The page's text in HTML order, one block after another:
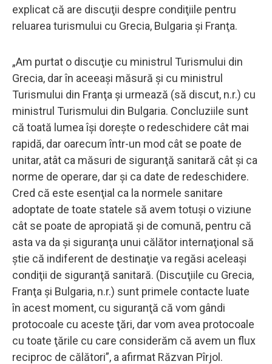
explicat că are discuţii despre condiţiile pentru
reluarea turismului cu Grecia, Bulgaria şi Franţa.
„Am purtat o discuţie cu ministrul Turismului din
Grecia, dar în aceeaşi măsură şi cu ministrul
Turismului din Franţa şi urmează (să discut, n.r.) cu
ministrul Turismului din Bulgaria. Concluziile sunt
că toată lumea îşi doreşte o redeschidere cât mai
rapidă, dar oarecum într-un mod cât se poate de
unitar, atât ca măsuri de siguranţă sanitară cât şi ca
norme de operare, dar şi ca date de redeschidere.
Cred că este esenţial ca la normele sanitare
adoptate de toate statele să avem totuşi o viziune
cât se poate de apropiată şi de comună, pentru că
asta va da şi siguranţa unui călător internaţional să
ştie că indiferent de destinaţie va regăsi aceleaşi
condiţii de siguranţă sanitară. (Discuţiile cu Grecia,
Franţa şi Bulgaria, n.r.) sunt primele contacte luate
în acest moment, cu siguranţă că vom gândi
protocoale cu aceste ţări, dar vom avea protocoale
cu toate ţările cu care considerăm că avem un flux
reciproc de călători”, a afirmat Răzvan Pîrjol.